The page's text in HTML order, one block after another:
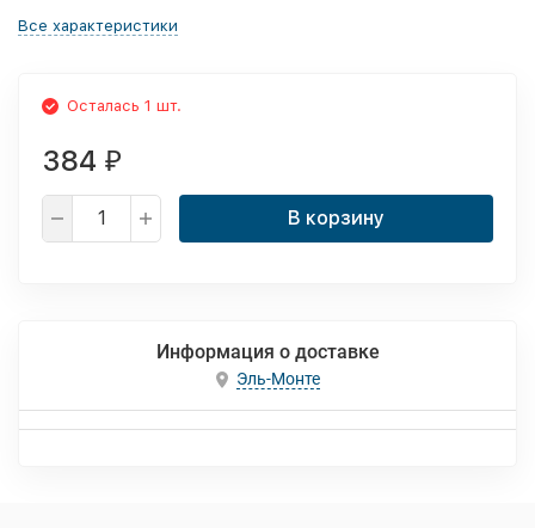
Все характеристики
Осталась 1 шт.
384 ₽
В корзину
Информация о доставке
Эль-Монте